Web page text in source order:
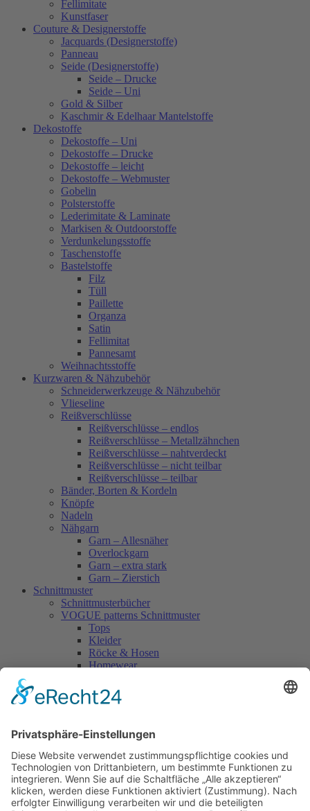
Fellimitate
Kunstfaser
Couture & Designerstoffe
Jacquards (Designerstoffe)
Panneau
Seide (Designerstoffe)
Seide – Drucke
Seide – Uni
Gold & Silber
Kaschmir & Edelhaar Mantelstoffe
Dekostoffe
Dekostoffe – Uni
Dekostoffe – Drucke
Dekostoffe – leicht
Dekostoffe – Webmuster
Gobelin
Polsterstoffe
Lederimitate & Laminate
Markisen & Outdoorstoffe
Verdunkelungsstoffe
Taschenstoffe
Bastelstoffe
Filz
Tüll
Paillette
Organza
Satin
Fellimitat
Pannesamt
Weihnachtsstoffe
Kurzwaren & Nähzubehör
Schneiderwerkzeuge & Nähzubehör
Vlieseline
Reißverschlüsse
Reißverschlüsse – endlos
Reißverschlüsse – Metallzähnchen
Reißverschlüsse – nahtverdeckt
Reißverschlüsse – nicht teilbar
Reißverschlüsse – teilbar
Bänder, Borten & Kordeln
Knöpfe
Nadeln
Nähgarn
Garn – Allesnäher
Overlockgarn
Garn – extra stark
Garn – Zierstich
Schnittmuster
Schnittmusterbücher
VOGUE patterns Schnittmuster
Tops
Kleider
Röcke & Hosen
Homewear
Vogue Vintage
Herren
Accessoires
Einzelschnittmuster Burda
Tops
Kleider
Röcke & Hosen
Homewear
Jacken & Mäntel